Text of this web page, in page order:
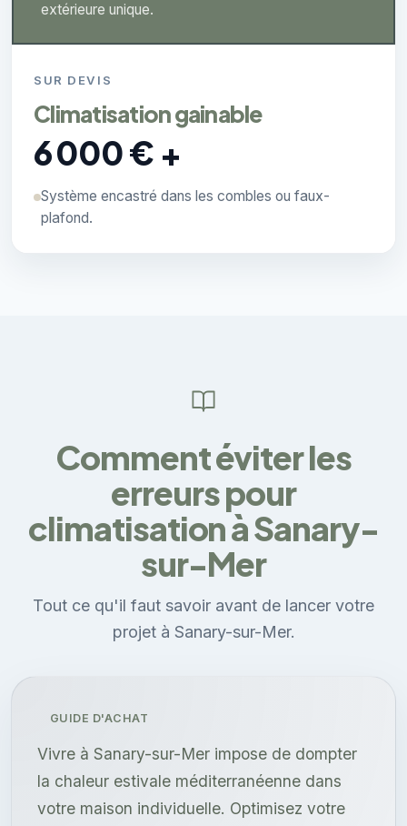
extérieure unique.
SUR DEVIS
Climatisation gainable
6 000 € +
Système encastré dans les combles ou faux-
plafond.
Comment éviter les
erreurs pour
climatisation à Sanary-
sur-Mer
Tout ce qu'il faut savoir avant de lancer votre
projet à Sanary-sur-Mer.
GUIDE D'ACHAT
Vivre à Sanary-sur-Mer impose de dompter
la chaleur estivale méditerranéenne dans
votre maison individuelle. Optimisez votre